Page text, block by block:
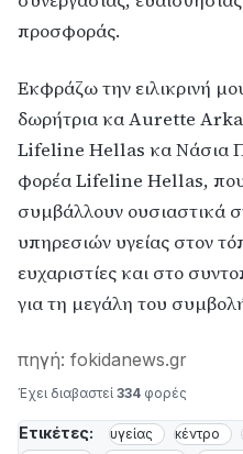
προσφοράς.
Εκφράζω την ειλικρινή
δωρήτρια κα Aurette
Lifeline Hellas κα Νάσια
φορέα Lifeline Hellas, που
συμβάλλουν ουσιαστικά
υπηρεσιών υγείας στον
ευχαριστίες και στο
για τη μεγάλη του
πηγή: fokidanews.gr
Έχει διαβαστεί 334 φορές
Ετικέτες: υγείας κέντρο